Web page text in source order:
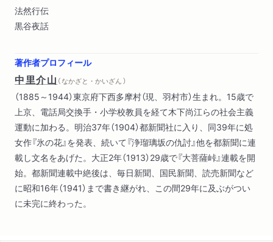
法然行伝
黒谷夜話
著作者プロフィール
中里介山 （ なかざと・かいざん ）
（1885～1944）東京府下西多摩村（現、羽村市）生まれ。15歳で
上京、電話局交換手・小学校教員を経て木下尚江らの社会主義
運動に加わる。明治37年（1904）都新聞社に入り、同39年に処
女作『氷の花』を発表、続いて『浄瑠璃坂の仇討』他を都新聞に連
載し文名をあげた。大正2年（1913）29歳で『大菩薩峠』連載を開
始。都新聞連載中絶後は、毎日新聞、国民新聞、読売新聞など
に昭和16年（1941）まで書き継がれ、この間29年に及ぶがつい
に未完に終わった。